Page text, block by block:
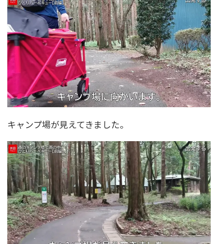
キャンプ場が見えてきました。